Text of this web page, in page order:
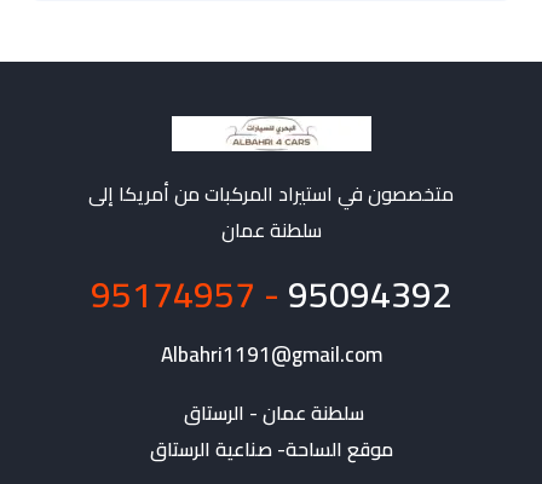
متخصصون في استيراد المركبات من أمريكا إلى
سلطنة عمان
95094392
- 95174957
Albahri1191@gmail.com
موقع الساحة- صناعية الرستاق